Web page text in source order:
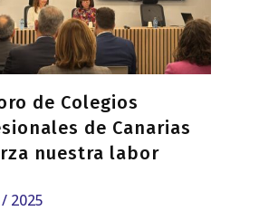
de Colegios
de Canarias
nuestra labor
2025